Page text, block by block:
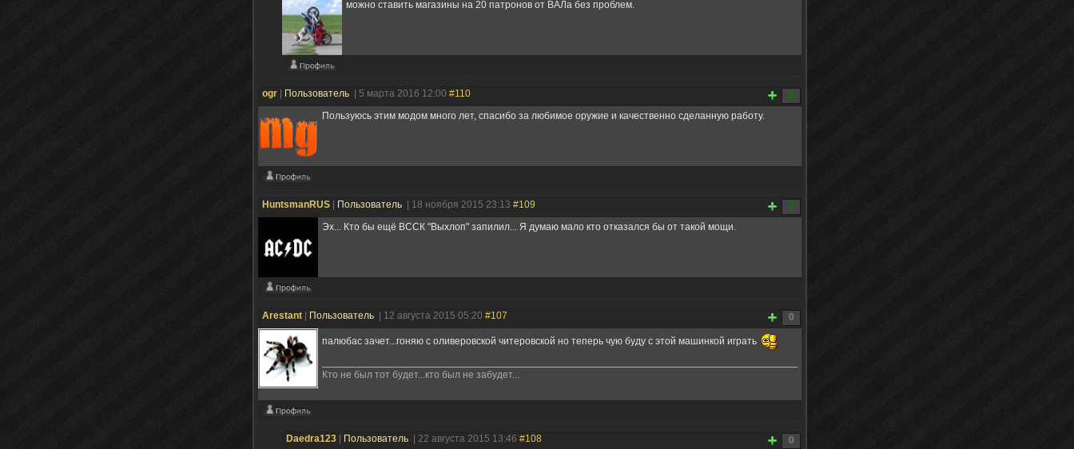
можно ставить магазины на 20 патронов от ВАЛа без проблем.
2
ogr Пользователь | 5 марта 2016 12:00 #110
Пользуюсь этим модом много лет, спасибо за любимое оружие и качественно сделанную работу.
2
HuntsmanRUS Пользователь | 18 ноября 2015 23:13 #109
Эх... Кто бы ещё ВССК "Выхлоп" запилил... Я думаю мало кто отказался бы от такой мощи.
0
Arestant Пользователь | 12 августа 2015 05:20 #107
палюбас зачет...гоняю с оливеровской читеровской но теперь чую буду с этой машинкой играть
Кто не был тот будет...кто был не забудет...
0
Daedra123 Пользователь | 22 августа 2015 13:46 #108